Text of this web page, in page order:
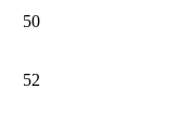
50
52